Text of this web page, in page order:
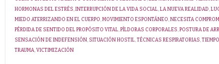
HORMONAS DEL ESTRÉS,INTERRUPCIÓN DE LA VIDA SOCIAL,LA NUEVA REALIDAD,
MIEDO ATERRIZANDO EN EL CUERPO,MOVIMIENTO ESPONTÁNEO,NECESITA
PÉRDIDA DE SENTIDO DEL PROPÓSITO VITAL,PÍLDORAS CORPORALES,POSTURA DE
SENSACIÓN DE INDEFENSIÓN, SITUACIÓN HOSTIL,TÉCNICAS RESPIRATORIAS,
TRAUMA,VICTIMIZACIÓN